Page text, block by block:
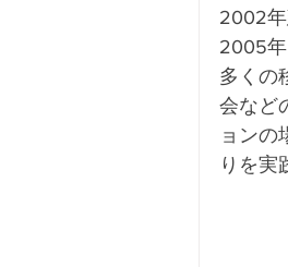
2002年
2005
多くの
会など
ョンの
りを実